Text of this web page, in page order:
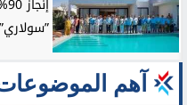
آهم